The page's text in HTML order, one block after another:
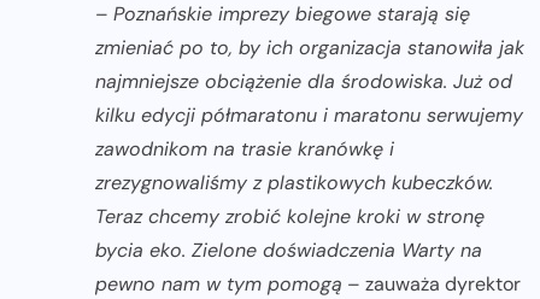
– Poznańskie imprezy biegowe starają się
zmieniać po to, by ich organizacja stanowiła jak
najmniejsze obciążenie dla środowiska. Już od
kilku edycji półmaratonu i maratonu serwujemy
zawodnikom na trasie kranówkę i
zrezygnowaliśmy z plastikowych kubeczków.
Teraz chcemy zrobić kolejne kroki w stronę
bycia eko. Zielone doświadczenia Warty na
pewno nam w tym pomogą – zauważa dyrektor